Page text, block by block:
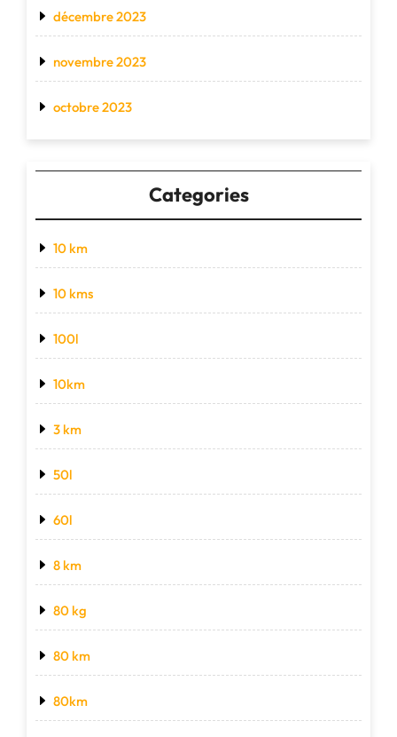
décembre 2023
novembre 2023
octobre 2023
Categories
10 km
10 kms
100l
10km
3 km
50l
60l
8 km
80 kg
80 km
80km